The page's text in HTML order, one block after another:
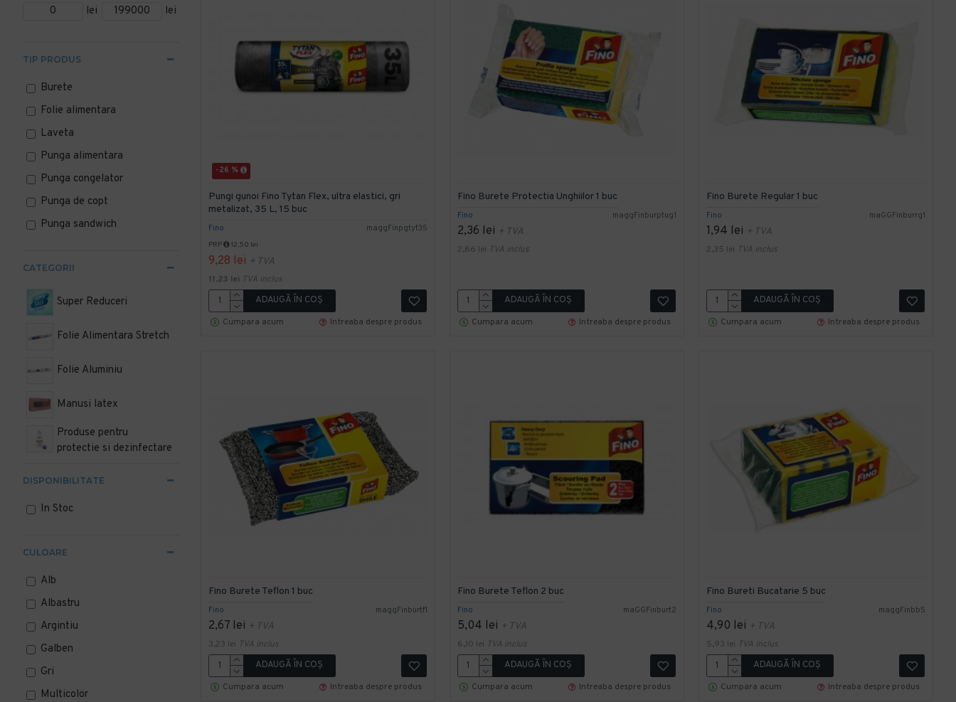
lei lei
CATEGORII
Super Reduceri
Folie Alimentara Stretch
Folie Aluminiu
Manusi latex
Produse pentru
protectie si dezinfectare
Pungi alimentare plastic
Pungi alimentare hartie
Articole de menaj si uz
casnic
Manusi de protectie
Saci Menajeri
CULOARE
Alb
Albastru
Argintiu
Galben
Gri
Multicolor
TIP PRODUS
Burete
Folie alimentara
Laveta
Punga alimentara
Punga congelator
Punga de copt
Punga sandwich
DISPONIBILITATE
In Stoc
-26 %
Fino maggFinpgtyf35
Pungi gunoi Fino Tytan Flex, ultra elastici, gri
metalizat, 35 L, 15 buc
PRP 12,50 lei
9,28 lei + TVA
11,23 lei TVA inclus
ADAUGĂ ÎN COŞ
Cumpara acum
Intreaba despre produs
Fino maggFinburptug1
Fino Burete Protectia Unghiilor 1 buc
2,36 lei + TVA
2,86 lei TVA inclus
ADAUGĂ ÎN COŞ
Cumpara acum
Intreaba despre produs
Fino maGGFinburrg1
Fino Burete Regular 1 buc
1,94 lei + TVA
2,35 lei TVA inclus
ADAUGĂ ÎN COŞ
Cumpara acum
Intreaba despre produs
Fino maggFinburtf1
Fino Burete Teflon 1 buc
2,67 lei + TVA
3,23 lei TVA inclus
ADAUGĂ ÎN COŞ
Cumpara acum
Intreaba despre produs
Fino maGGFinburt2
Fino Burete Teflon 2 buc
5,04 lei + TVA
6,10 lei TVA inclus
ADAUGĂ ÎN COŞ
Cumpara acum
Intreaba despre produs
Fino maggFinbb5
Fino Bureti Bucatarie 5 buc
4,90 lei + TVA
5,93 lei TVA inclus
ADAUGĂ ÎN COŞ
Cumpara acum
Intreaba despre produs